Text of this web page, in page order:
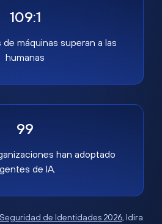
109:1
máquinas superan a las
humanas
99
han adoptado
de IA.
de Identidades 2026, Idira